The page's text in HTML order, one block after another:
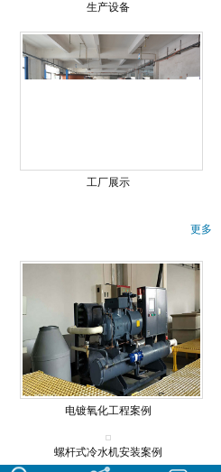
生产设备
工厂展示
更多
电镀氧化工程案例
螺杆式冷水机安装案例